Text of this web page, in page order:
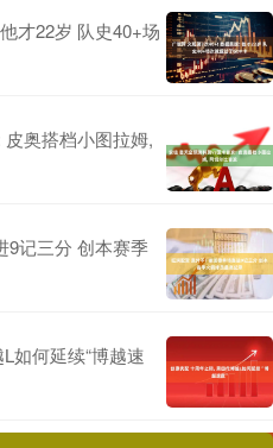
才22岁 队史40+场
奥搭档小图拉姆,
9记三分 创本赛季
如何延续“博越速